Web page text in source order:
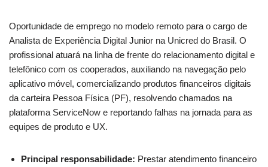
Oportunidade de emprego no modelo remoto para o cargo de
Analista de Experiência Digital Junior na Unicred do Brasil. O
profissional atuará na linha de frente do relacionamento digital e
telefônico com os cooperados, auxiliando na navegação pelo
aplicativo móvel, comercializando produtos financeiros digitais
da carteira Pessoa Física (PF), resolvendo chamados na
plataforma ServiceNow e reportando falhas na jornada para as
equipes de produto e UX.
Principal responsabilidade: Prestar atendimento financeiro